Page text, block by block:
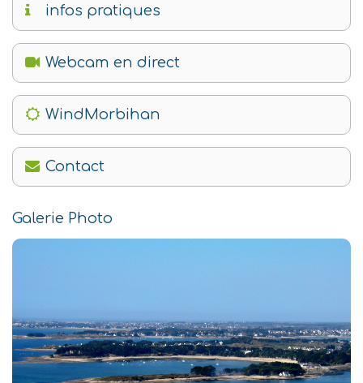
infos pratiques
Webcam en direct
WindMorbihan
Contact
Galerie Photo